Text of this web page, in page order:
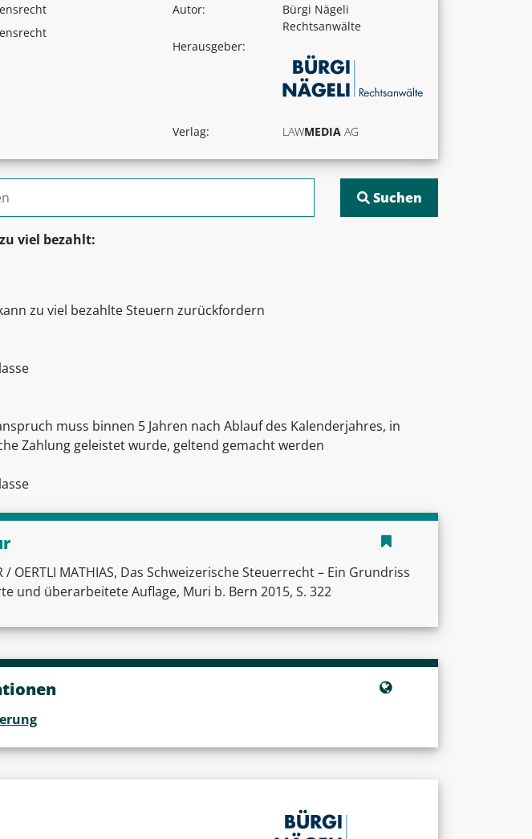
Autor:
Bürgi Nägeli
Rechtsanwälte
Herausgeber:
Verlag: LAWMEDIA AG
viel bezahlt:
zu viel bezahlte Steuern zurückfordern
muss binnen 5 Jahren nach Ablauf des Kalenderjahres, in
Zahlung geleistet wurde, geltend gemacht werden
/ OERTLI MATHIAS, Das Schweizerische Steuerrecht – Ein Grundriss
und überarbeitete Auflage, Muri b. Bern 2015, S. 322